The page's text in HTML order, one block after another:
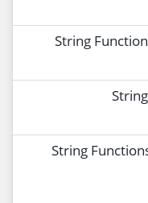
String
String